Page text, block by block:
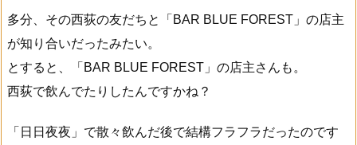
多分、その西荻の友だちと「BAR BLUE FOREST」の店主
が知り合いだったみたい。
とすると、「BAR BLUE FOREST」の店主さんも。
西荻で飲んでたりしたんですかね？
「日日夜夜」で散々飲んだ後で結構フラフラだったのです